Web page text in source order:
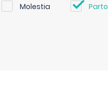
Molestia Parto